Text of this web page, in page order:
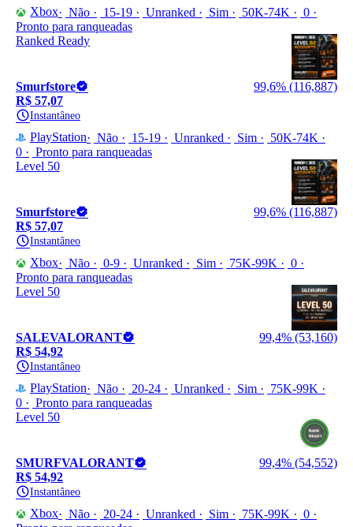
Xbox Não 15-19 Unranked Sim 50K-74K
0
Pronto para ranqueadas
Ranked Ready
Smurfstore
99,6% (116,887)
R$ 57,07
Instantâneo
PlayStation Não 15-19 Unranked Sim
50K-74K
0
Pronto para ranqueadas
Level 50
Smurfstore
99,6% (116,887)
R$ 57,07
Instantâneo
Xbox Não 0-9 Unranked Sim 75K-99K
0
Pronto para ranqueadas
Level 50
SALEVALORANT
99,4% (53,160)
R$ 54,92
Instantâneo
PlayStation Não 20-24 Unranked Sim
75K-99K
0
Pronto para ranqueadas
Level 50
SMURFVALORANT
99,4% (54,552)
R$ 54,92
Instantâneo
Xbox Não 20-24 Unranked Sim 75K-99K
0